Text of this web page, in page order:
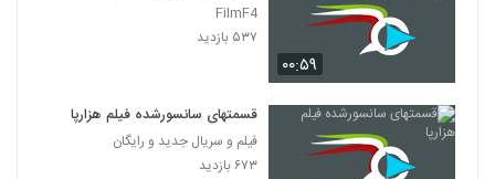
۰۰:۵۹
FilmF4
۵۳۷ بازدید
قسمتهای سانسورشده فیلم هزارپا
فیلم و سریال جدید و رایگان
۶۷۳ بازدید